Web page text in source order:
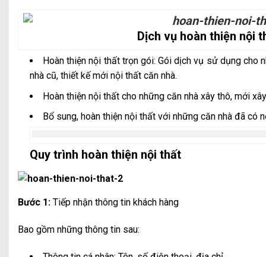
Dịch vụ hoàn thiện nội
Hoàn thiện nội thất trọn gói: Gói dịch vụ sử dụng cho
nhà cũ, thiết kế mới nội thất căn nhà.
Hoàn thiện nội thất cho những căn nhà xây thô, mới
Bổ sung, hoàn thiện nội thất với những căn nhà đã có
Quy trình hoàn thiện nội thất
Bước 1: Tiếp nhận thông tin khách hàng
Bao gồm những thông tin sau: